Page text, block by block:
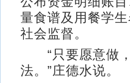
量食谱及用餐学
社会监督。
“只要愿意做，
法。”庄德水说。